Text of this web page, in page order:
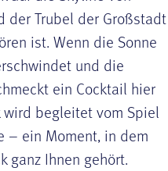
der Trubel der Großstadt
ist. Wenn die Sonne
und die
ein Cocktail hier
wird begleitet vom Spiel
– ein Moment, in dem
ganz Ihnen gehört.